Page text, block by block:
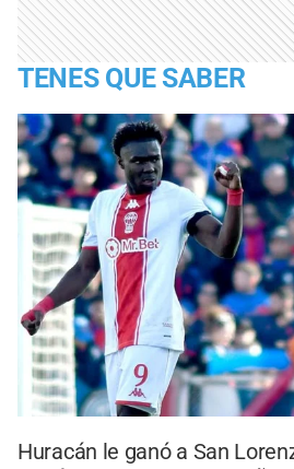
TENES QUE SABER
Huracán le ganó a San